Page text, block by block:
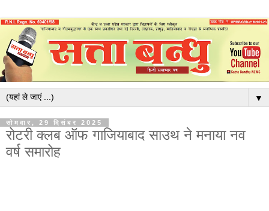
▼
सोमवार, 29 दिसंबर 2025
रोटरी क्लब ऑफ गाजियाबाद साउथ ने मनाया नव
वर्ष समारोह